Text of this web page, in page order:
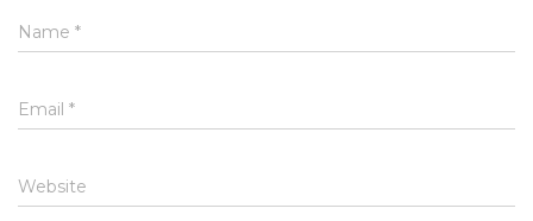
Name *
Email *
Website